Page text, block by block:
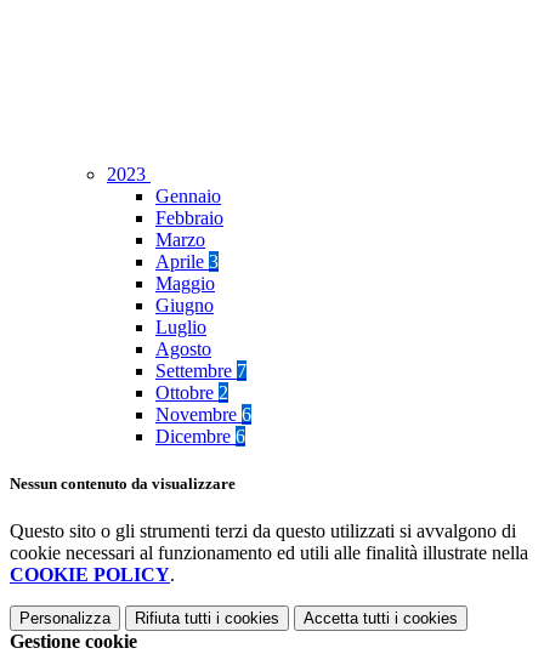
2023
Gennaio
Febbraio
Marzo
Aprile 3
Maggio
Giugno
Luglio
Agosto
Settembre 7
Ottobre 2
Novembre 6
Dicembre 6
Nessun contenuto da visualizzare
Questo sito o gli strumenti terzi da questo utilizzati si avvalgono di
cookie necessari al funzionamento ed utili alle finalità illustrate nella
COOKIE POLICY.
Personalizza Rifiuta tutti i cookies Accetta tutti i cookies
Gestione cookie